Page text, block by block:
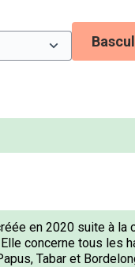
en 2020 suite à la
concerne tous les
Tabar et